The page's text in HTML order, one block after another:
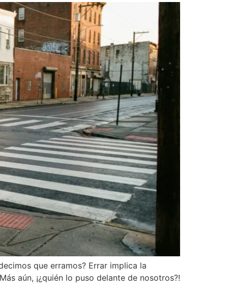
que erramos? Errar implica la
aún, ¡¿quién lo puso delante de nosotros?!